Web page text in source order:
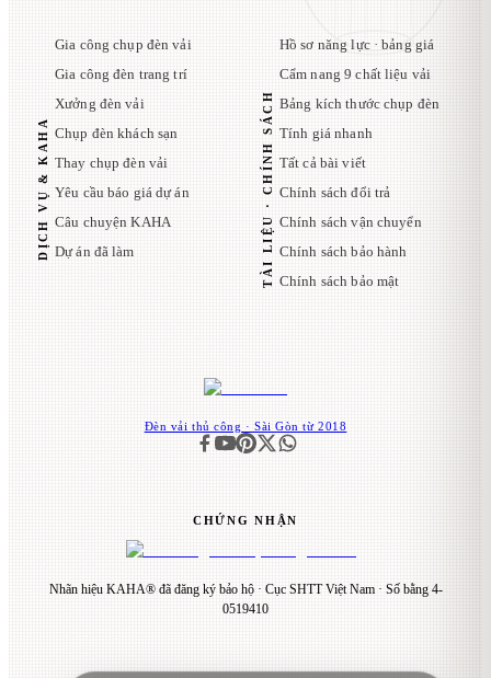
DỊCH VỤ & KAHA
Gia công chụp đèn vải
Gia công đèn trang trí
Xưởng đèn vải
Chụp đèn khách sạn
Thay chụp đèn vải
Yêu cầu báo giá dự án
Câu chuyện KAHA
Dự án đã làm
TÀI LIỆU · CHÍNH SÁCH
Hồ sơ năng lực · bảng giá
Cẩm nang 9 chất liệu vải
Bảng kích thước chụp đèn
Tính giá nhanh
Tất cả bài viết
Chính sách đổi trả
Chính sách vận chuyển
Chính sách bảo hành
Chính sách bảo mật
Đèn vải thủ công · Sài Gòn từ 2018
CHỨNG NHẬN
Nhãn hiệu KAHA® đã đăng ký bảo hộ · Cục SHTT Việt Nam · Số bằng 4-
0519410